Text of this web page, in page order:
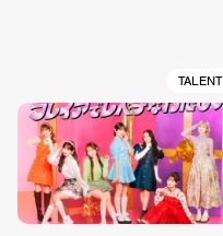
TALENT